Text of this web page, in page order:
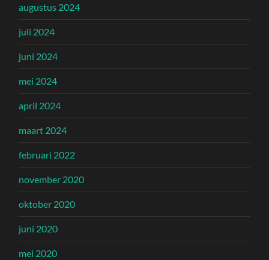
augustus 2024
juli 2024
juni 2024
mei 2024
april 2024
maart 2024
februari 2022
november 2020
oktober 2020
juni 2020
mei 2020